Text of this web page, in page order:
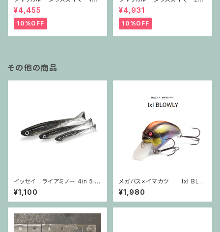
SF
¥4,455
10%OFF
SF
¥4,931
10%OFF
その他の商品
イッセイ ライアミノー 4in 5in
※ネコポスでのご注文は3個
まででお願いいたします。
¥1,100
メガバス×イマカツ IxI BLO
WLY
¥1,980